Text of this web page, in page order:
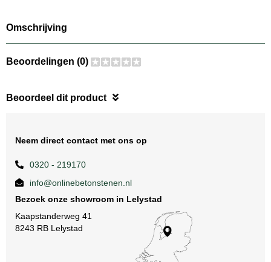
Omschrijving
Beoordelingen (0)
Beoordeel dit product
Neem direct contact met ons op
0320 - 219170
info@onlinebetonstenen.nl
Bezoek onze showroom in Lelystad
Kaapstanderweg 41
8243 RB Lelystad